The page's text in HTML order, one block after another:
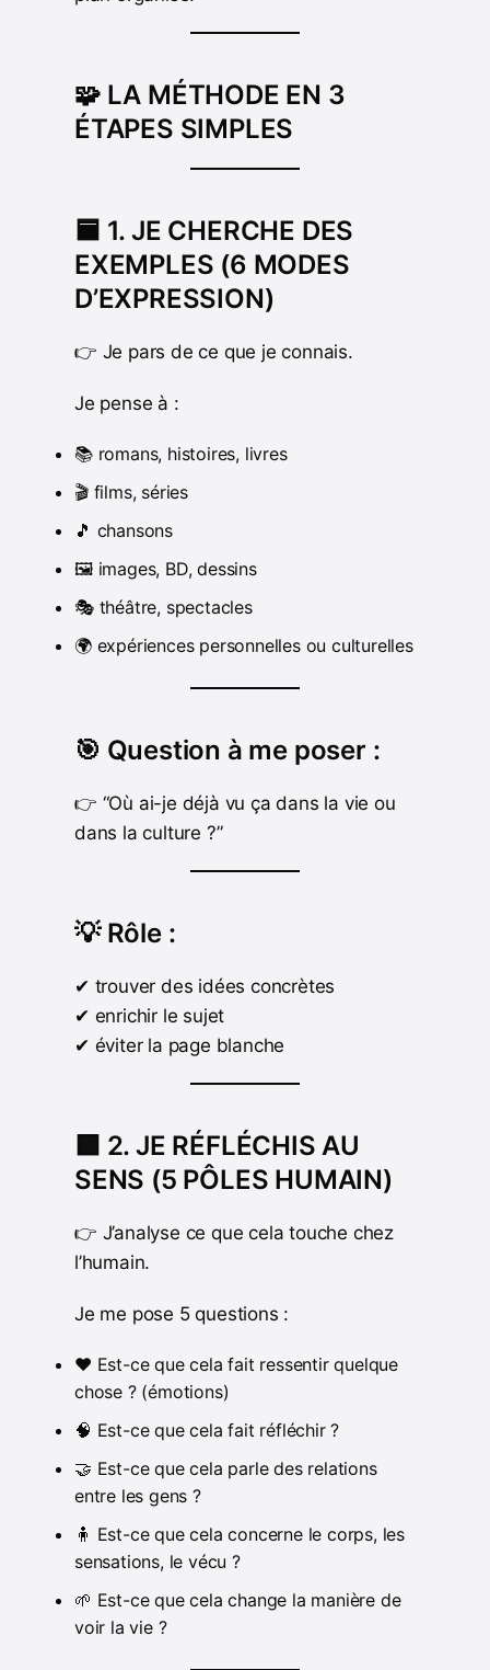
🧩 LA MÉTHODE EN 3
ÉTAPES SIMPLES
🟦 1. JE CHERCHE DES
EXEMPLES (6 MODES
D’EXPRESSION)
👉 Je pars de ce que je connais.
Je pense à :
📚 romans, histoires, livres
🎬 films, séries
🎵 chansons
🖼 images, BD, dessins
🎭 théâtre, spectacles
🌍 expériences personnelles ou culturelles
🎯 Question à me poser :
👉 “Où ai-je déjà vu ça dans la vie ou
dans la culture ?”
💡 Rôle :
✔ trouver des idées concrètes
✔ enrichir le sujet
✔ éviter la page blanche
🟩 2. JE RÉFLÉCHIS AU
SENS (5 PÔLES HUMAIN)
👉 J’analyse ce que cela touche chez
l’humain.
Je me pose 5 questions :
❤️ Est-ce que cela fait ressentir quelque
chose ? (émotions)
🧠 Est-ce que cela fait réfléchir ?
🤝 Est-ce que cela parle des relations
entre les gens ?
🧍 Est-ce que cela concerne le corps, les
sensations, le vécu ?
🌱 Est-ce que cela change la manière de
voir la vie ?